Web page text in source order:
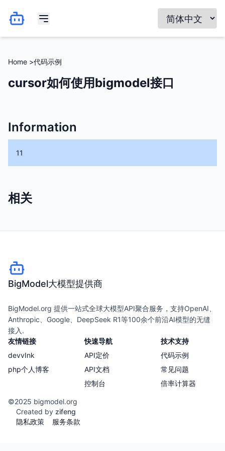
Home >代码示例
cursor如何使用bigmodel接口
Information
11
相关
BigModel大模型提供商
BigModel.org 提供一站式全球大模型API聚合服务，支持OpenAI、
Anthropic、Google、DeepSeek R1等100余个前沿AI模型的无缝
接入.
友情链接
devvInk
php个人博客
快速导航
API定价
API文档
控制台
技术支持
代码示例
常见问题
倍率计算器
©2025 bigmodel.org
Created by zifeng
隐私政策
服务条款